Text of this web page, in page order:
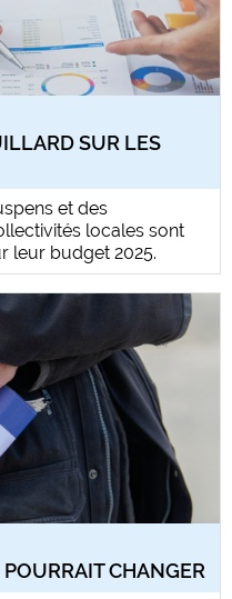
SUR LES
et des
locales sont
leur budget 2025.
CHANGER